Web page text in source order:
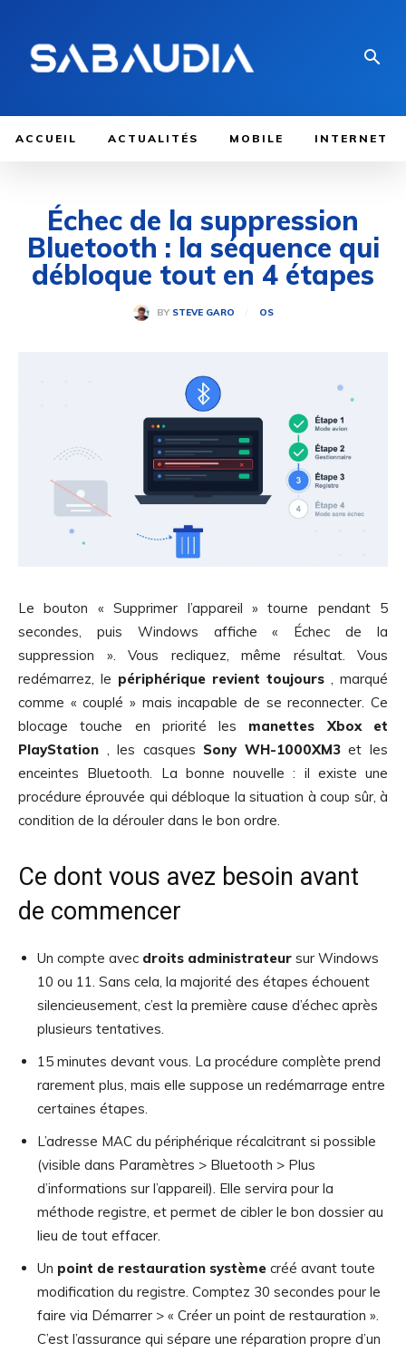
ACCUEIL ACTUALITÉS MOBILE INTERNET
Échec de la suppression
Bluetooth : la séquence qui
débloque tout en 4 étapes
BY STEVE GARO OS
Le bouton « Supprimer l’appareil » tourne pendant 5
secondes, puis Windows affiche « Échec de la
suppression ». Vous recliquez, même résultat. Vous
redémarrez, le périphérique revient toujours , marqué
comme « couplé » mais incapable de se reconnecter. Ce
blocage touche en priorité les manettes Xbox et
PlayStation , les casques Sony WH-1000XM3et les
enceintes Bluetooth. La bonne nouvelle : il existe une
procédure éprouvée qui débloque la situation à coup sûr, à
condition de la dérouler dans le bon ordre.
Ce dont vous avez besoin avant
de commencer
Un compte avec droits administrateur sur Windows
10 ou 11. Sans cela, la majorité des étapes échouent
silencieusement, c’est la première cause d’échec après
plusieurs tentatives.
15 minutes devant vous. La procédure complète prend
rarement plus, mais elle suppose un redémarrage entre
certaines étapes.
L’adresse MAC du périphérique récalcitrant si possible
(visible dans Paramètres > Bluetooth > Plus
d’informations sur l’appareil). Elle servira pour la
méthode registre, et permet de cibler le bon dossier au
lieu de tout effacer.
Un point de restauration système créé avant toute
modification du registre. Comptez 30 secondes pour le
faire via Démarrer > « Créer un point de restauration ».
C’est l’assurance qui sépare une réparation propre d’un